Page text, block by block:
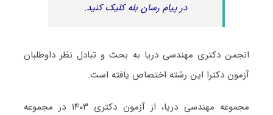
در پیام رسان بله کلیک کنید.
انجمن دکتری مهندسی دریا به بحث و تبادل نظر داوطلبان
آزمون دکترا این رشته اختصاص یافته است.
مجموعه مهندسی دریا، از آزمون دکتری ۱۴۰۳ در مجموعه